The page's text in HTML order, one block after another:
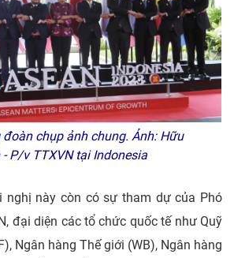
đoàn chụp ảnh chung. Ảnh: Hữu
- P/v TTXVN tại Indonesia
nghị này còn có sự tham dự của Phó
đại diện các tổ chức quốc tế như Quỹ
Ngân hàng Thế giới (WB), Ngân hàng